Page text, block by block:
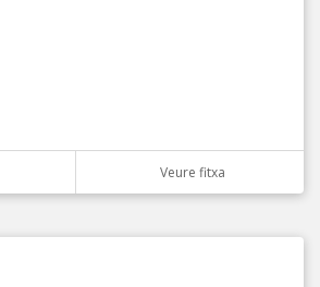
Veure fitxa